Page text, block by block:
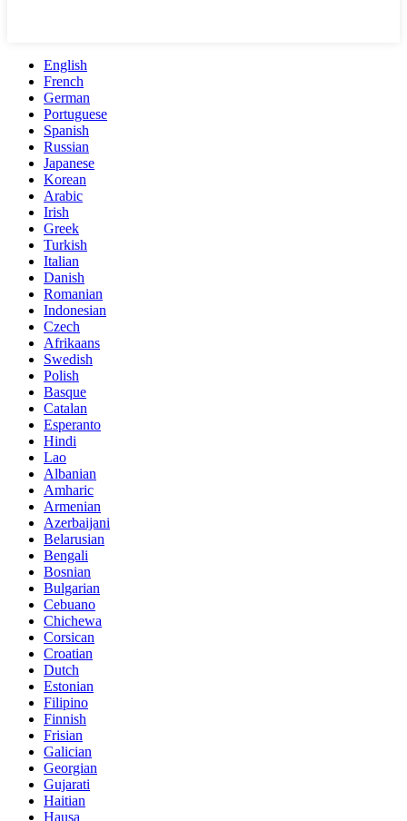
English
French
German
Portuguese
Spanish
Russian
Japanese
Korean
Arabic
Irish
Greek
Turkish
Italian
Danish
Romanian
Indonesian
Czech
Afrikaans
Swedish
Polish
Basque
Catalan
Esperanto
Hindi
Lao
Albanian
Amharic
Armenian
Azerbaijani
Belarusian
Bengali
Bosnian
Bulgarian
Cebuano
Chichewa
Corsican
Croatian
Dutch
Estonian
Filipino
Finnish
Frisian
Galician
Georgian
Gujarati
Haitian
Hausa